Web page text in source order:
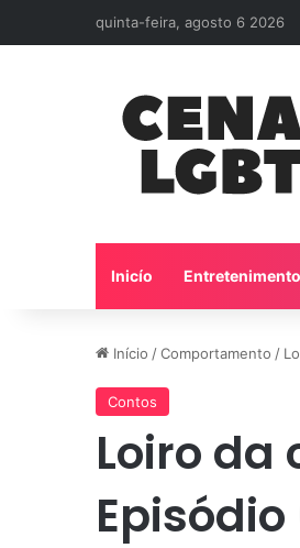
quinta-feira, agosto 6 2026
Inicío Entretenimento
Início /Comportamento /
Contos
Loiro da
Episódio